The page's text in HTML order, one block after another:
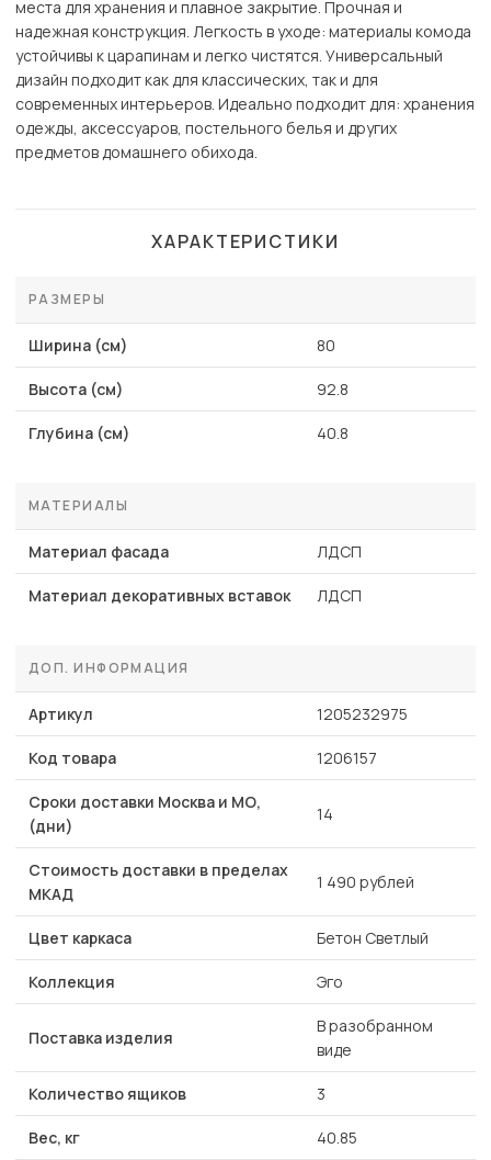
места для хранения и плавное закрытие. Прочная и
надежная конструкция. Легкость в уходе: материалы комода
устойчивы к царапинам и легко чистятся. Универсальный
дизайн подходит как для классических, так и для
современных интерьеров. Идеально подходит для: хранения
одежды, аксессуаров, постельного белья и других
предметов домашнего обихода.
ХАРАКТЕРИСТИКИ
РАЗМЕРЫ
Ширина (см) 80
Высота (см) 92.8
Глубина (см) 40.8
МАТЕРИАЛЫ
Материал фасада ЛДСП
Материал декоративных вставок ЛДСП
ДОП. ИНФОРМАЦИЯ
Артикул 1205232975
Код товара 1206157
Сроки доставки Москва и МО,
(дни)
14
Стоимость доставки в пределах
МКАД
1 490 рублей
Цвет каркаса Бетон Светлый
Коллекция Эго
Поставка изделия
В разобранном
виде
Количество ящиков 3
Вес, кг 40.85